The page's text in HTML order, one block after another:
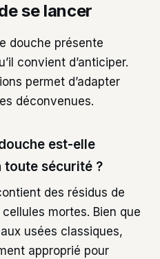
se lancer
douche présente
convient d’anticiper.
permet d’adapter
déconvenues.
est-elle
sécurité ?
des résidus de
mortes. Bien que
usées classiques,
approprié pour